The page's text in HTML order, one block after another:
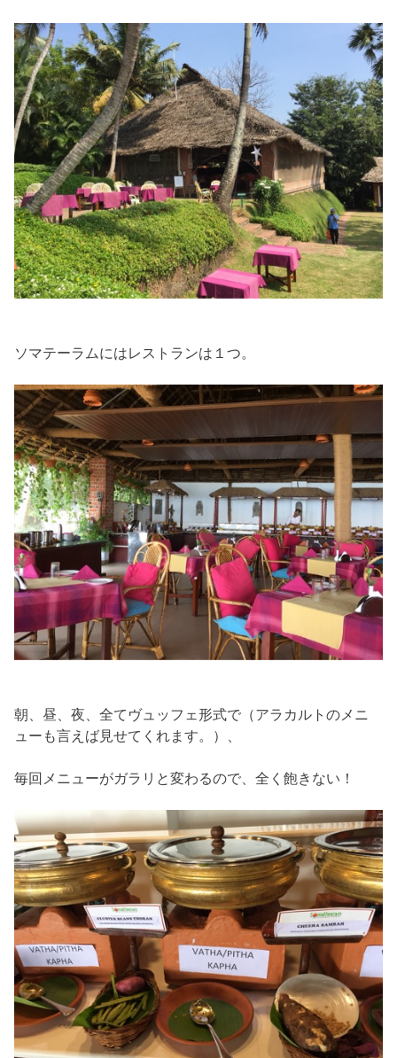
ソマテーラムにはレストランは１つ。
朝、昼、夜、全てヴュッフェ形式で（アラカルトのメニ
ューも言えば見せてくれます。）、
毎回メニューがガラリと変わるので、全く飽きない！